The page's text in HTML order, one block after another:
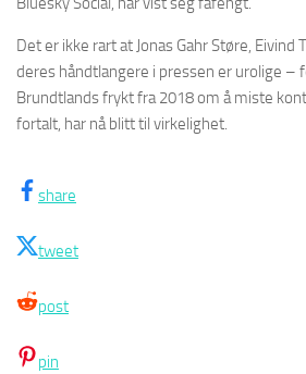
Det er ikke rart at Jonas Gahr Støre, Eivind
deres håndtlangere i pressen er urolige –
Brundtlands frykt fra 2018 om å miste
fortalt, har nå blitt til virkelighet.
share
tweet
post
pin